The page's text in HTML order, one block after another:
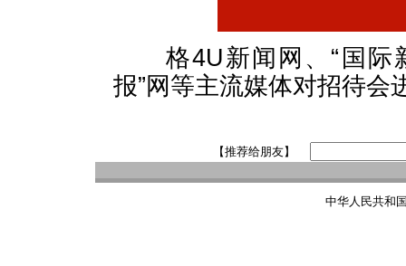
格4U新闻网、“国际新
报”网等主流媒体对招待会
【推荐给朋友】
中华人民共和